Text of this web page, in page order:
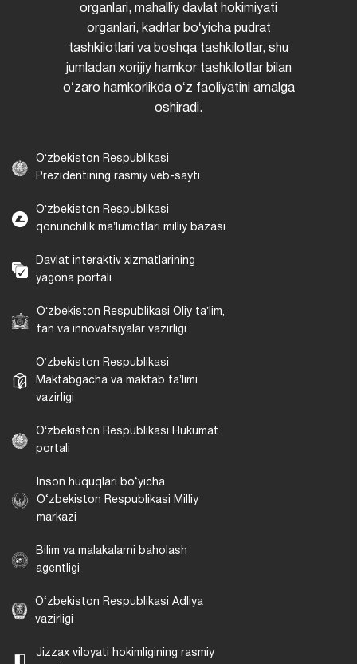
organlari, mahalliy davlat hokimiyati
organlari, kadrlar boʻyicha pudrat
tashkilotlari va boshqa tashkilotlar, shu
jumladan xorijiy hamkor tashkilotlar bilan
oʻzaro hamkorlikda oʻz faoliyatini amalga
oshiradi.
Oʻzbekiston Respublikasi
Prezidentining rasmiy veb-sayti
Oʻzbekiston Respublikasi
qonunchilik maʼlumotlari milliy bazasi
Davlat interaktiv xizmatlarining
yagona portali
Oʻzbekiston Respublikasi Oliy taʼlim,
fan va innovatsiyalar vazirligi
Oʻzbekiston Respublikasi
Maktabgacha va maktab taʼlimi
vazirligi
Oʻzbekiston Respublikasi Hukumat
portali
Inson huquqlari bo‘yicha
O‘zbekiston Respublikasi Milliy
markazi
Bilim va malakalarni baholash
agentligi
O‘zbekiston Respublikasi Adliya
vazirligi
Jizzax viloyati hokimligining rasmiy